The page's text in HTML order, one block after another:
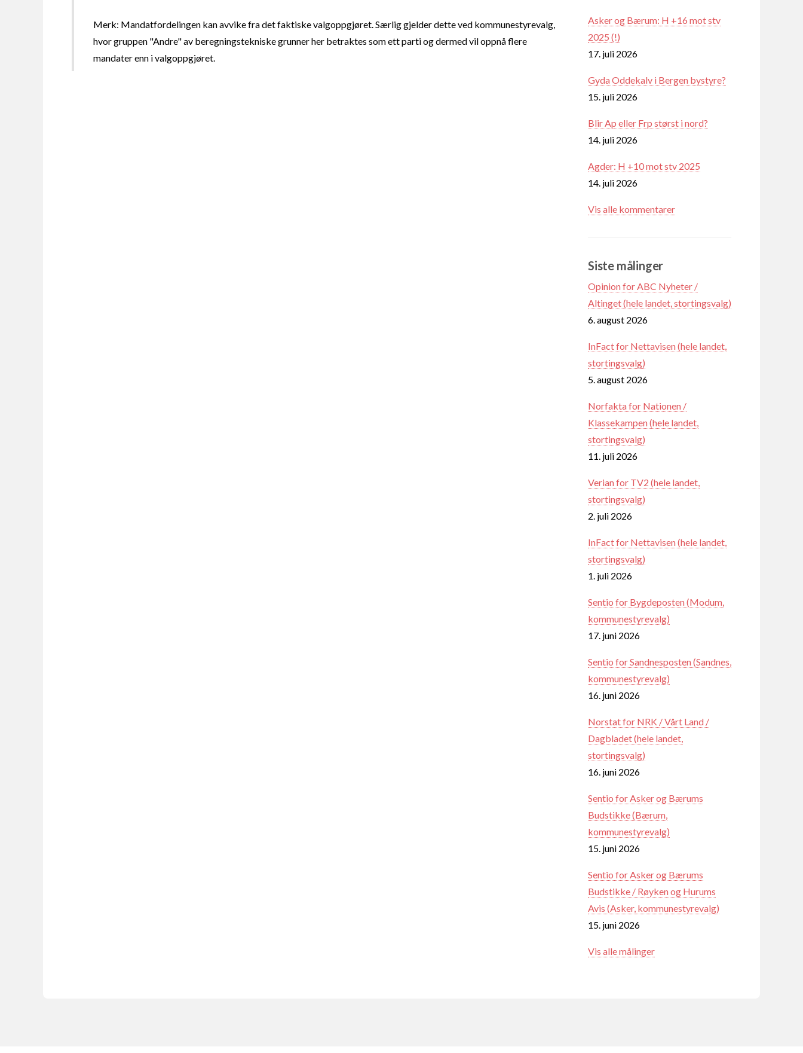
Merk: Mandatfordelingen kan avvike fra det faktiske valgoppgjøret. Særlig gjelder dette ved kommunestyrevalg,
hvor gruppen "Andre" av beregningstekniske grunner her betraktes som ett parti og dermed vil oppnå flere
mandater enn i valgoppgjøret.
Asker og Bærum: H +16 mot stv
2025 (!)
17. juli 2026
Gyda Oddekalv i Bergen bystyre?
15. juli 2026
Blir Ap eller Frp størst i nord?
14. juli 2026
Agder: H +10 mot stv 2025
14. juli 2026
Vis alle kommentarer
Siste målinger
Opinion for ABC Nyheter /
Altinget (hele landet, stortingsvalg)
6. august 2026
InFact for Nettavisen (hele landet,
stortingsvalg)
5. august 2026
Norfakta for Nationen /
Klassekampen (hele landet,
stortingsvalg)
11. juli 2026
Verian for TV2 (hele landet,
stortingsvalg)
2. juli 2026
InFact for Nettavisen (hele landet,
stortingsvalg)
1. juli 2026
Sentio for Bygdeposten (Modum,
kommunestyrevalg)
17. juni 2026
Sentio for Sandnesposten (Sandnes,
kommunestyrevalg)
16. juni 2026
Norstat for NRK / Vårt Land /
Dagbladet (hele landet,
stortingsvalg)
16. juni 2026
Sentio for Asker og Bærums
Budstikke (Bærum,
kommunestyrevalg)
15. juni 2026
Sentio for Asker og Bærums
Budstikke / Røyken og Hurums
Avis (Asker, kommunestyrevalg)
15. juni 2026
Vis alle målinger